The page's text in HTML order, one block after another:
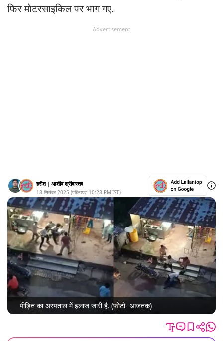
फिर मोटरसाइकिल पर भाग गए.
Advertisement
हरीश | आशीष श्रीवास्तव
18 सितंबर 2025 (पब्लिश्ड: 10:28 PM IST)
पीड़ित का अस्पताल में इलाज जारी है. (फोटो- आजतक)